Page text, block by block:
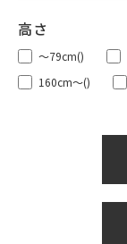
～79cm()
160cm～()